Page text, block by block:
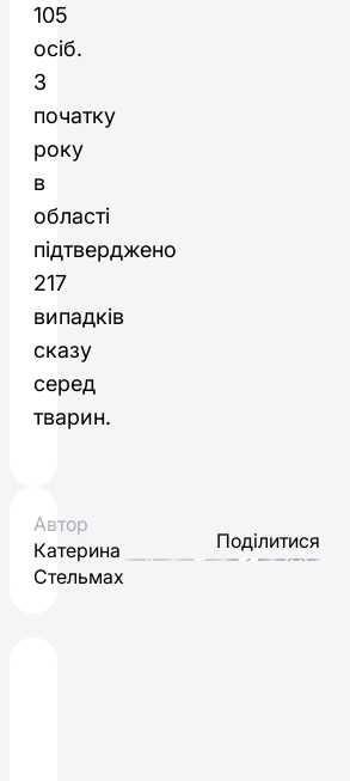
105
осіб.
З
початку
року
в
області
підтверджено
217
випадків
сказу
серед
тварин.
Автор
Катерина
Стельмах
Поділитися